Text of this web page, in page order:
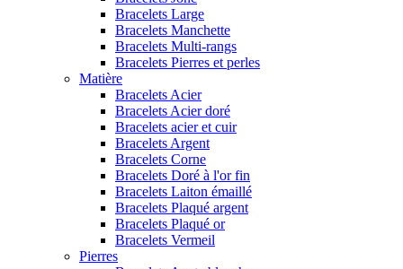
Bracelets Large
Bracelets Manchette
Bracelets Multi-rangs
Bracelets Pierres et perles
Matière
Bracelets Acier
Bracelets Acier doré
Bracelets acier et cuir
Bracelets Argent
Bracelets Corne
Bracelets Doré à l'or fin
Bracelets Laiton émaillé
Bracelets Plaqué argent
Bracelets Plaqué or
Bracelets Vermeil
Pierres